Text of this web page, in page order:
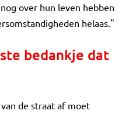
over hun leven hebben
helaas."
bedankje dat
de straat af moet